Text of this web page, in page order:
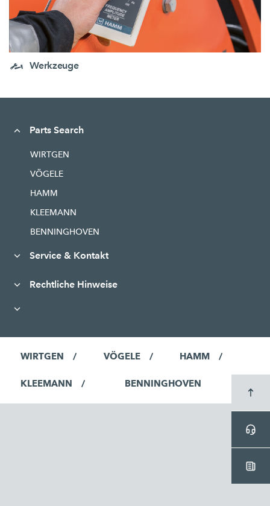
Werkzeuge
Parts Search
WIRTGEN
VÖGELE
HAMM
KLEEMANN
BENNINGHOVEN
Service & Kontakt
Rechtliche Hinweise
WIRTGEN VÖGELE HAMM
KLEEMANN BENNINGHOVEN